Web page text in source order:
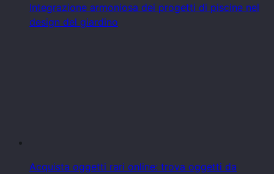
Integrazione armoniosa dei progetti di piscine nel
design del giardino
Acquista oggetti rari online: trova oggetti da